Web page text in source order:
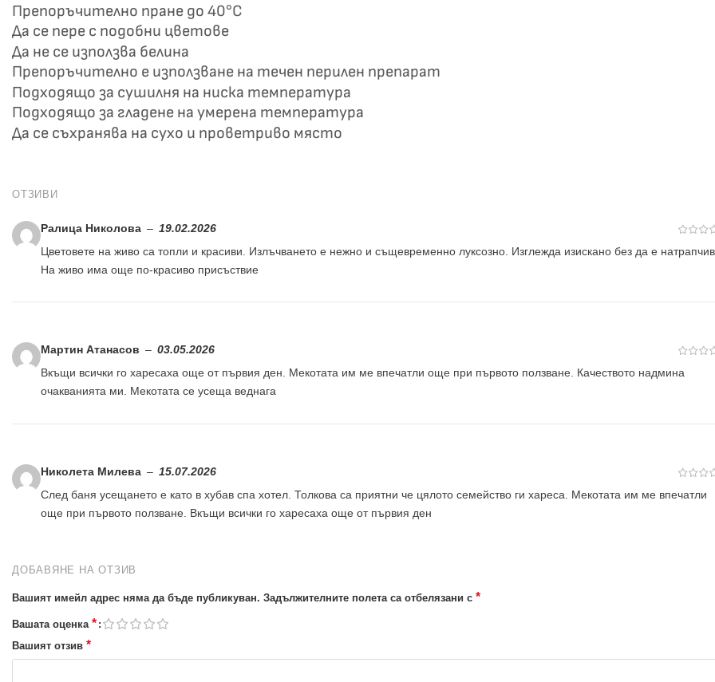
Препоръчително пране до 40°C
Да се пере с подобни цветове
Да не се използва белина
Препоръчително е използване на течен перилен препарат
Подходящо за сушилня на ниска температура
Подходящо за гладене на умерена температура
Да се съхранява на сухо и проветриво място
ОТЗИВИ
Ралица Николова – 19.02.2026
Цветовете на живо са топли и красиви. Излъчването е нежно и същевременно луксозно. Изглежда изискано без да е
На живо има още по-красиво присъствие
Мартин Атанасов – 03.05.2026
Вкъщи всички го харесаха още от първия ден. Мекотата им ме впечатли още при първото ползване. Качеството надмина
очакванията ми. Мекотата се усеща веднага
Николета Милева – 15.07.2026
След баня усещането е като в хубав спа хотел. Толкова са приятни че цялото семейство ги хареса. Мекотата им ме впечатли
още при първото ползване. Вкъщи всички го харесаха още от първия ден
ДОБАВЯНЕ НА ОТЗИВ
Вашият имейл адрес няма да бъде публикуван. Задължителните полета са отбелязани с *
Вашата оценка *
Вашият отзив *